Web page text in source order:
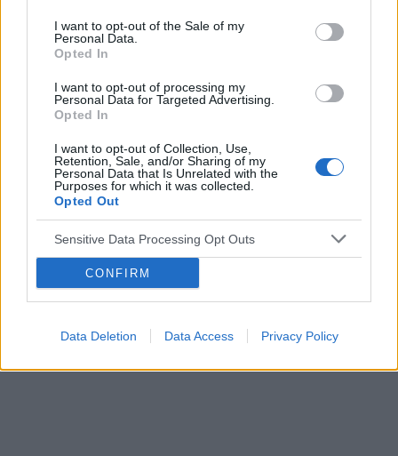
I want to opt-out of the Sale of my
Personal Data.
Opted In
I want to opt-out of processing my
Personal Data for Targeted Advertising.
Opted In
I want to opt-out of Collection, Use,
Retention, Sale, and/or Sharing of my
Personal Data that Is Unrelated with the
Purposes for which it was collected.
Opted Out
Sensitive Data Processing Opt Outs
CONFIRM
Data Deletion Data Access Privacy Policy
małych i starszych dzieci. Dodatkowo każda z
książek jest wzbogacona o
pacjenta.
Patronem medialnym wszystkich
publikacji jest serwis
EdukacjaMedyczna.pl
Więcej o książkach przeczytacie poniżej:
Terapia zaburzenia obsesyjno-kompulsyjnego
małego dziecka
Terapia zaburzenia obsesyjno-kompulsyjnego